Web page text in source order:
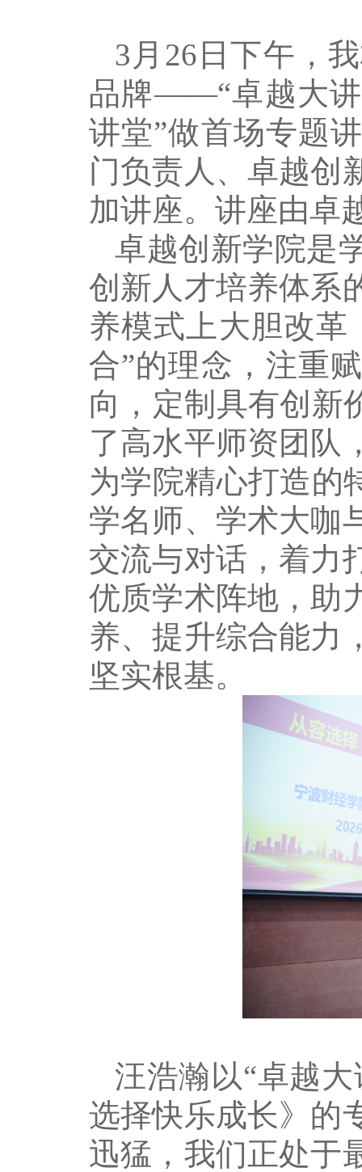
3月26日下午，
品牌——“卓越大讲
讲堂”做首场专题
门负责人、卓越创
加讲座。讲座由卓
卓越创新学院是
创新人才培养体系
养模式上大胆改革
合”的理念，注重
向，定制具有创新
了高水平师资团队
为学院精心打造的
学名师、学术大咖
交流与对话，着力
优质学术阵地，助
养、提升综合能力
坚实根基。
汪浩瀚以“卓越
选择快乐成长》的
迅猛，我们正处于